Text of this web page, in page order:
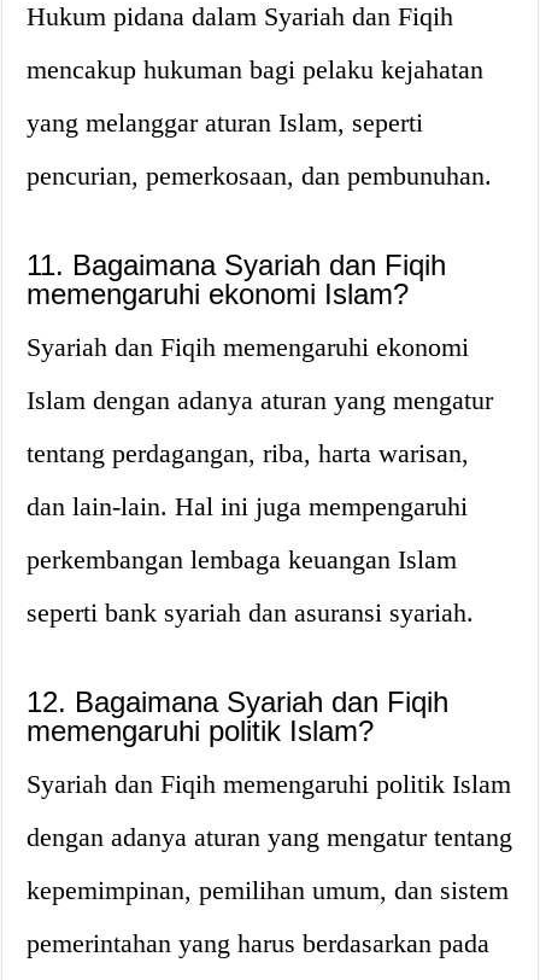
Hukum pidana dalam Syariah dan Fiqih
mencakup hukuman bagi pelaku kejahatan
yang melanggar aturan Islam, seperti
pencurian, pemerkosaan, dan pembunuhan.
11. Bagaimana Syariah dan Fiqih
memengaruhi ekonomi Islam?
Syariah dan Fiqih memengaruhi ekonomi
Islam dengan adanya aturan yang mengatur
tentang perdagangan, riba, harta warisan,
dan lain-lain. Hal ini juga mempengaruhi
perkembangan lembaga keuangan Islam
seperti bank syariah dan asuransi syariah.
12. Bagaimana Syariah dan Fiqih
memengaruhi politik Islam?
Syariah dan Fiqih memengaruhi politik Islam
dengan adanya aturan yang mengatur tentang
kepemimpinan, pemilihan umum, dan sistem
pemerintahan yang harus berdasarkan pada